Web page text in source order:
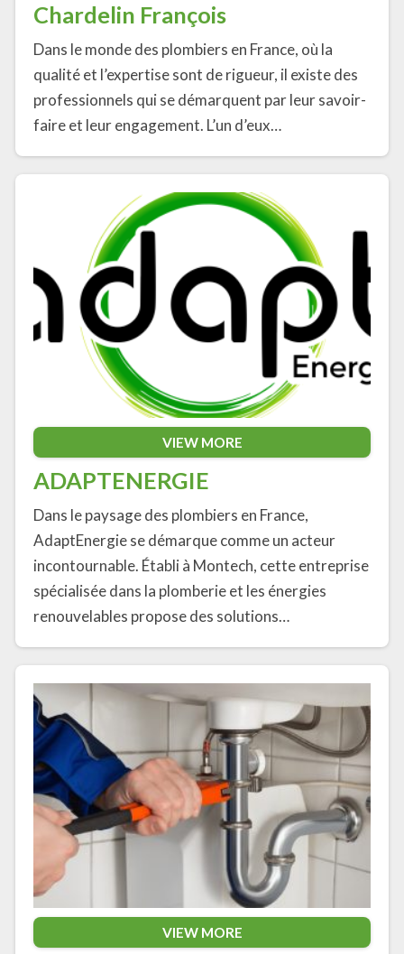
Chardelin François
Dans le monde des plombiers en France, où la
qualité et l’expertise sont de rigueur, il existe des
professionnels qui se démarquent par leur savoir-
faire et leur engagement. L’un d’eux…
VIEW MORE
ADAPTENERGIE
Dans le paysage des plombiers en France,
AdaptEnergie se démarque comme un acteur
incontournable. Établi à Montech, cette entreprise
spécialisée dans la plomberie et les énergies
renouvelables propose des solutions…
VIEW MORE